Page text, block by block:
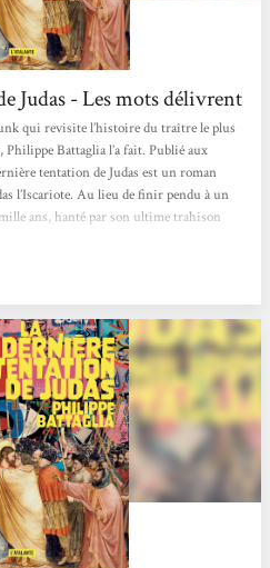
Judas - Les mots délivrent
qui revisite l’histoire du traître le plus
Battaglia l’a fait. Publié aux
tentation de Judas est un roman
l’Iscariote. Au lieu de finir pendu à un
ans, hanté par son ultime trahison
à la cheville....